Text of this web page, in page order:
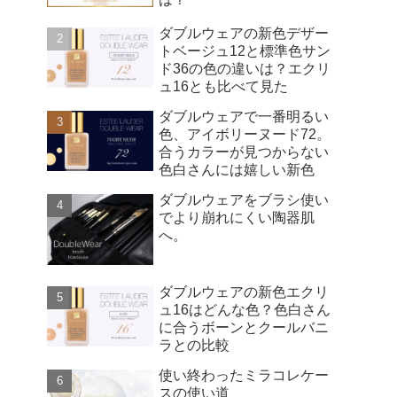
ダブルウェアの新色デザー
トベージュ12と標準色サン
ド36の色の違いは？エクリ
ュ16とも比べて見た
ダブルウェアで一番明るい
色、アイボリーヌード72。
合うカラーが見つからない
色白さんには嬉しい新色
ダブルウェアをブラシ使い
でより崩れにくい陶器肌
へ。
ダブルウェアの新色エクリ
ュ16はどんな色？色白さん
に合うボーンとクールバニ
ラとの比較
使い終わったミラコレケー
スの使い道